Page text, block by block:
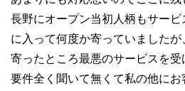
長野にオープン当初人柄もサー
に入って何度か寄っていました
寄ったところ最悪のサービスを
要件全く聞いて無くて私の他に